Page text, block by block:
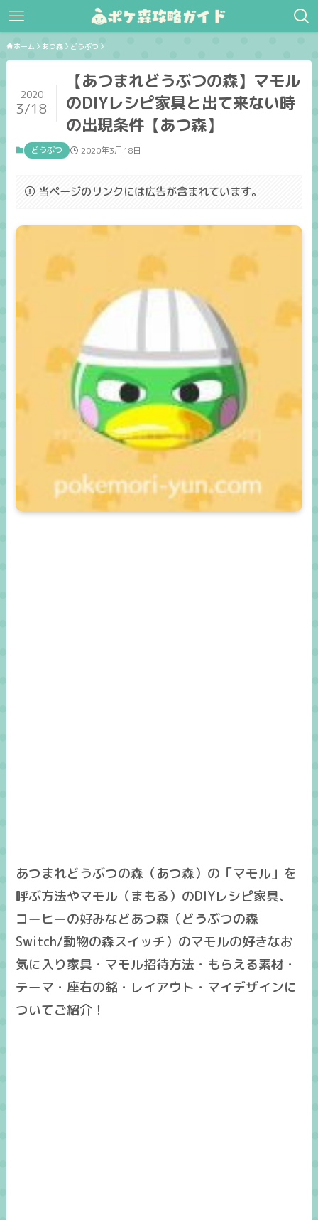
ホーム あつ森 どうぶつ
【あつまれどうぶつの森】マモル
のDIYレシピ家具と出て来ない時
の出現条件【あつ森】
2020
3/18
どうぶつ 2020年3月18日
当ページのリンクには広告が含まれています。
あつまれどうぶつの森（あつ森）の「マモル」を
呼ぶ方法やマモル（まもる）のDIYレシピ家具、
コーヒーの好みなどあつ森（どうぶつの森
Switch/動物の森スイッチ）のマモルの好きなお
気に入り家具・マモル招待方法・もらえる素材・
テーマ・座右の銘・レイアウト・マイデザインに
ついてご紹介！